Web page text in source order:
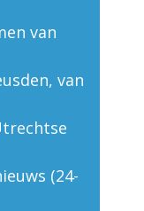
van
van
(24-